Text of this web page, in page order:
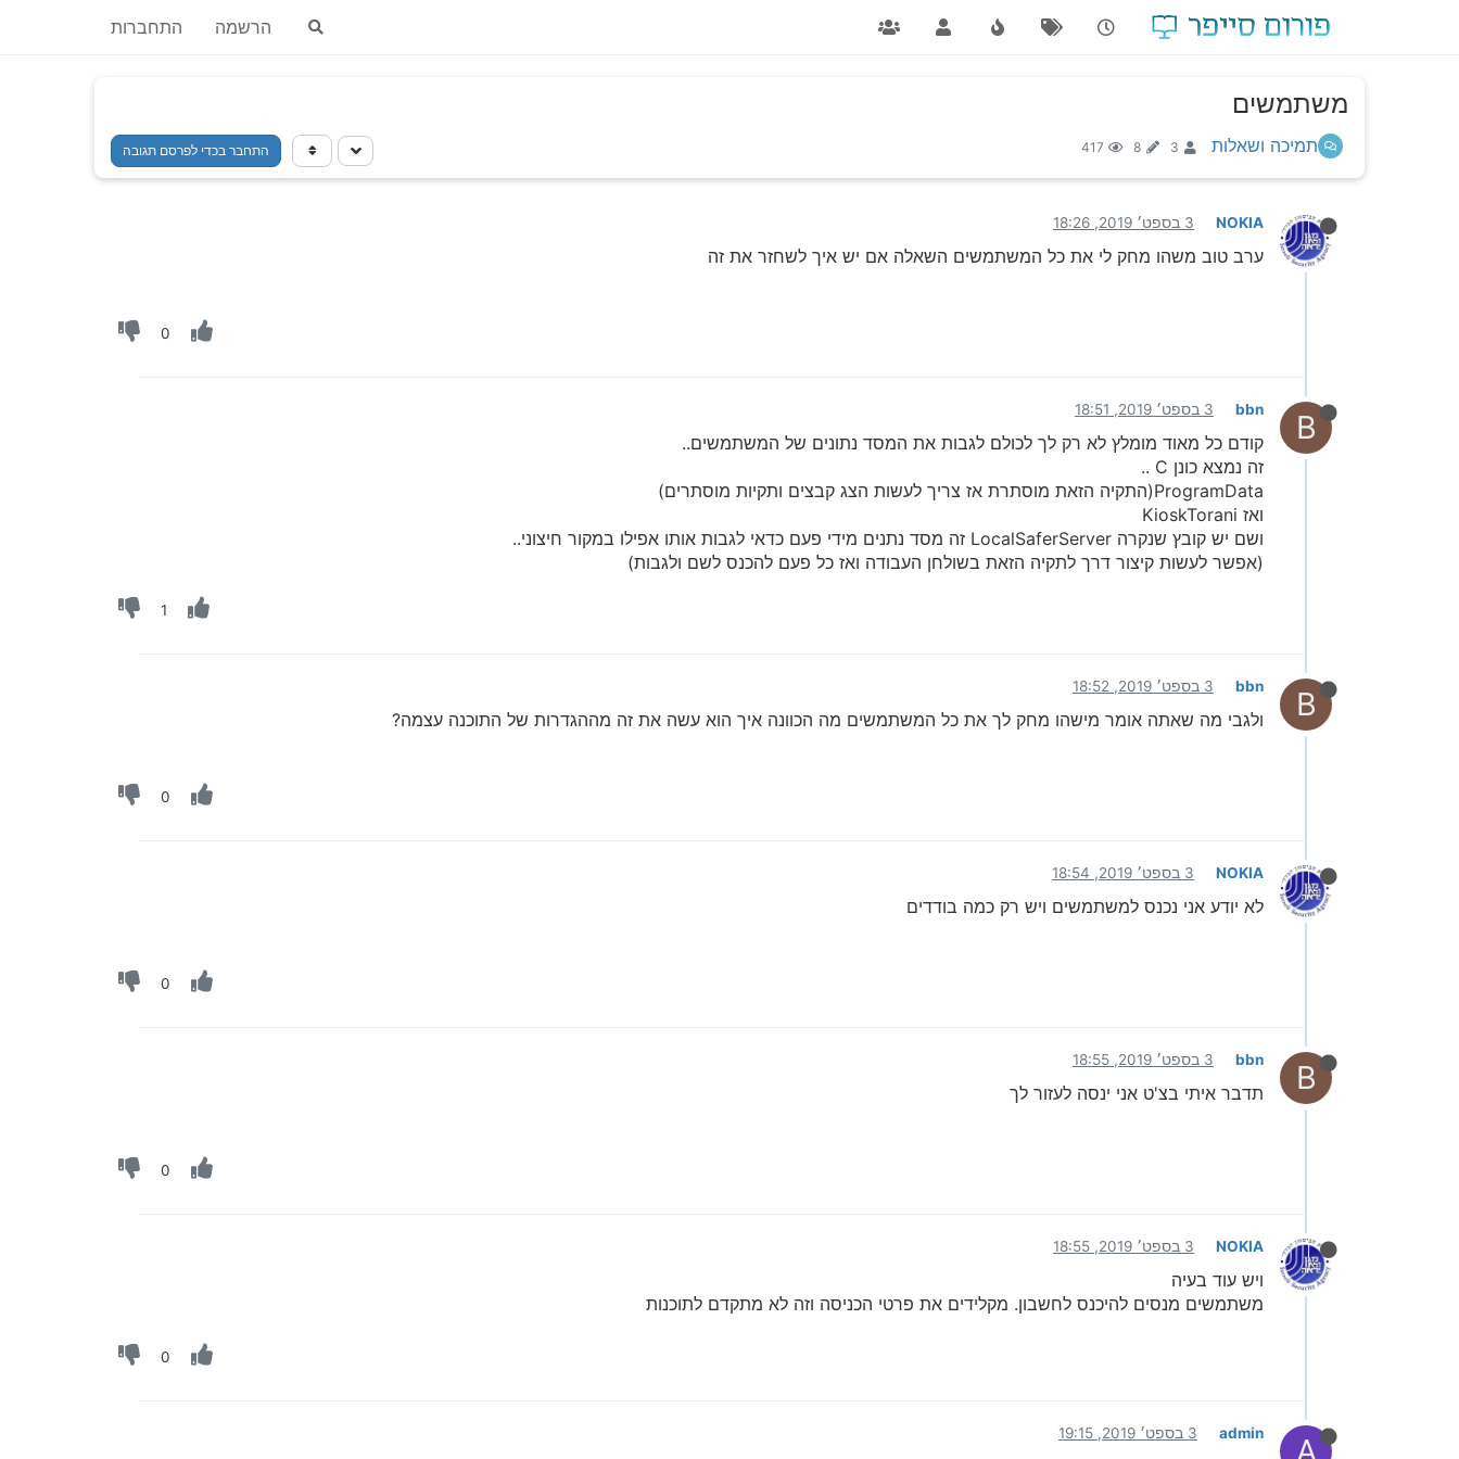
הרשמה התחברות
משתמשים
תמיכה ושאלות 3
8
417 התחבר בכדי לפרסם תגובה
NOKIA 3 בספט׳ 2019, 18:26
ערב טוב משהו מחק לי את כל המשתמשים השאלה אם יש איך לשחזר את זה
0
B
bbn 3 בספט׳ 2019, 18:51
קודם כל מאוד מומלץ לא רק לך לכולם לגבות את המסד נתונים של המשתמשים..
זה נמצא כונן C ..
ואז KioskTorani
ושם יש קובץ שנקרה LocalSaferServer זה מסד נתנים מידי פעם כדאי לגבות אותו אפילו במקור חיצוני..
(אפשר לעשות קיצור דרך לתקיה הזאת בשולחן העבודה ואז כל פעם להכנס לשם ולגבות)
1
B
bbn 3 בספט׳ 2019, 18:52
ולגבי מה שאתה אומר מישהו מחק לך את כל המשתמשים מה הכוונה איך הוא עשה את זה מההגדרות של התוכנה עצמה?
0
NOKIA 3 בספט׳ 2019, 18:54
לא יודע אני נכנס למשתמשים ויש רק כמה בודדים
0
B
bbn 3 בספט׳ 2019, 18:55
תדבר איתי בצ'ט אני ינסה לעזור לך
0
NOKIA 3 בספט׳ 2019, 18:55
ויש עוד בעיה
משתמשים מנסים להיכנס לחשבון. מקלידים את פרטי הכניסה וזה לא מתקדם לתוכנות
0
A
admin 3 בספט׳ 2019, 19:15